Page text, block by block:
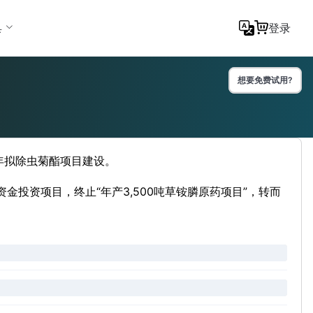
登录
想要免费试用?
除虫菊酯项目建设。
投资项目，终止“年产3,500吨草铵膦原药项目”，转而